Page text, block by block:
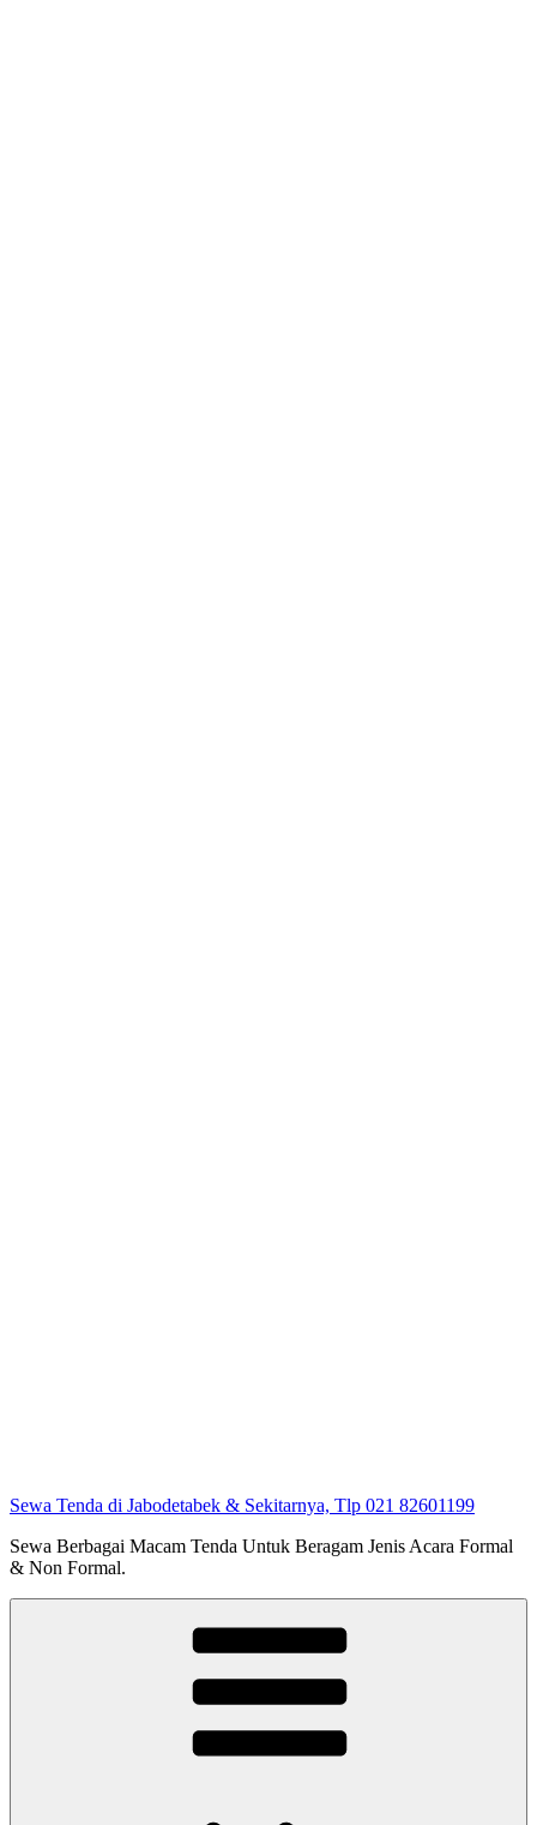
Sewa Tenda di Jabodetabek & Sekitarnya, Tlp 021 82601199
Sewa Berbagai Macam Tenda Untuk Beragam Jenis Acara Formal
& Non Formal.